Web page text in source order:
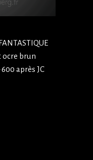
ocre brun
après JC